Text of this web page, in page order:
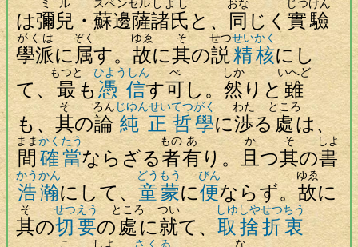
は彌兒
ミル
・蘇邊薩
スペンセル
諸氏
しよし
と、同
おな
じく實驗
じつけん
學派
がくは
に属
ぞく
す。故
ゆゑ
に其
そ
の説
せつ
精核
せいかく
にし
て、最
もつと
も憑信
ひようしん
す可
べ
し。然
しか
りと雖
いへど
も、其
そ
の論
ろん
純正
じゆんせい
哲學
てつがく
に渉
わた
る處
ところ
は、
間
まま
確當
かくたう
ならざる者
もの
有
あ
り。且
か
つ其
そ
の書
しよ
浩瀚
かうかん
にして、童蒙
どうもう
に便
びん
ならず。故
ゆゑ
に
其
そ
の切要
せつえう
の處
ところ
に就
つい
て、取捨
しゆしや
折衷
せつちう
こ しよ さくゐ な